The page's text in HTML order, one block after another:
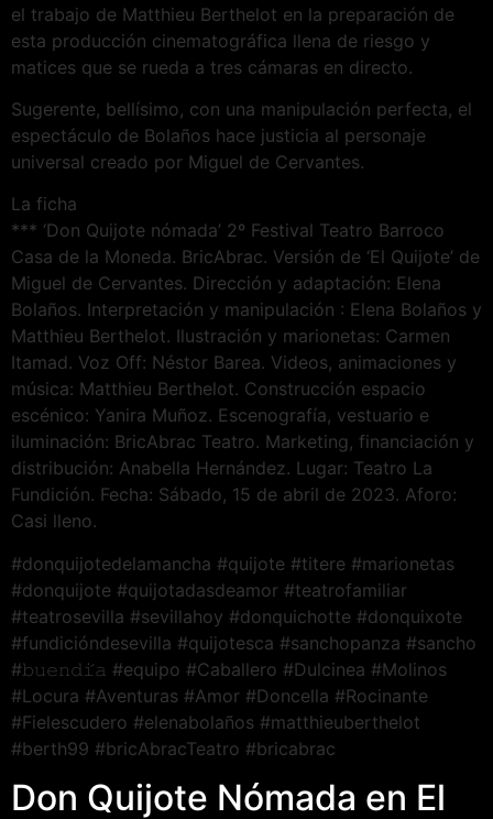
el trabajo de Matthieu Berthelot en la preparación de
esta producción cinematográfica llena de riesgo y
matices que se rueda a tres cámaras en directo.
Sugerente, bellísimo, con una manipulación perfecta, el
espectáculo de Bolaños hace justicia al personaje
universal creado por Miguel de Cervantes.
La ficha
*** ‘Don Quijote nómada’ 2º Festival Teatro Barroco
Casa de la Moneda. BricAbrac. Versión de ‘El Quijote’ de
Miguel de Cervantes. Dirección y adaptación: Elena
Bolaños. Interpretación y manipulación : Elena Bolaños y
Matthieu Berthelot. Ilustración y marionetas: Carmen
Itamad. Voz Off: Néstor Barea. Videos, animaciones y
música: Matthieu Berthelot. Construcción espacio
escénico: Yanira Muñoz. Escenografía, vestuario e
iluminación: BricAbrac Teatro. Marketing, financiación y
distribución: Anabella Hernández. Lugar: Teatro La
Fundición. Fecha: Sábado, 15 de abril de 2023. Aforo:
Casi lleno.
#donquijotedelamancha #quijote #titere #marionetas
#donquijote #quijotadasdeamor #teatrofamiliar
#teatrosevilla #sevillahoy #donquichotte #donquixote
#fundicióndesevilla #quijotesca #sanchopanza #sancho
#𝚋𝚞𝚎𝚗𝚍𝚒́𝚊 #equipo #Caballero #Dulcinea #Molinos
#Locura #Aventuras #Amor #Doncella #Rocinante
#Fielescudero #elenabolaños #matthieuberthelot
#berth99 #bricAbracTeatro #bricabrac
Don Quijote Nómada en El